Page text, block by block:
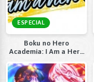
ESPECIAL
Boku no Hero
Academia: I Am a Hero